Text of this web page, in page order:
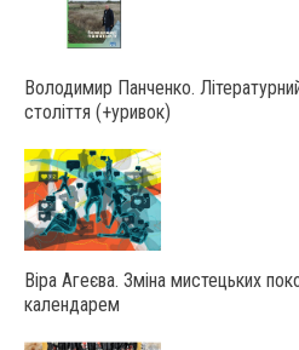
Володимир Панченко.
століття (+уривок)
Віра Агеєва. Зміна мистецьких
календарем